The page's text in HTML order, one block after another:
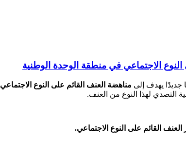
الاجتماعي في منطقة الوحدة الوطنية
مناهضة العنف القائم على النوع الاجتماعي
التصدي لهذا النوع من العنف.
القائم على النوع الاجتماعي.